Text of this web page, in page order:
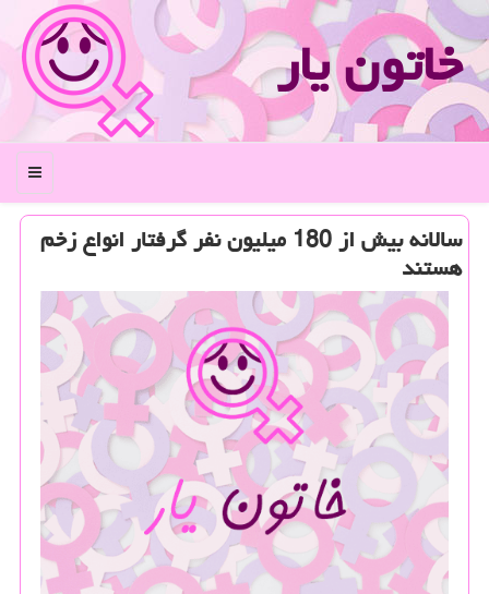
خاتون یار
منو
سالانه بیش از 180 میلیون نفر گرفتار انواع زخم
هستند